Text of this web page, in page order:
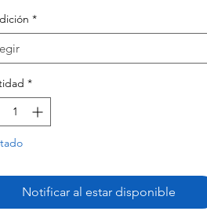
*
*
Notificar al estar disponible